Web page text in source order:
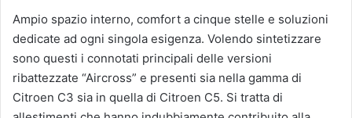
Ampio spazio interno, comfort a cinque stelle e soluzioni
dedicate ad ogni singola esigenza. Volendo sintetizzare
sono questi i connotati principali delle versioni
ribattezzate “Aircross” e presenti sia nella gamma di
Citroen C3 sia in quella di Citroen C5. Si tratta di